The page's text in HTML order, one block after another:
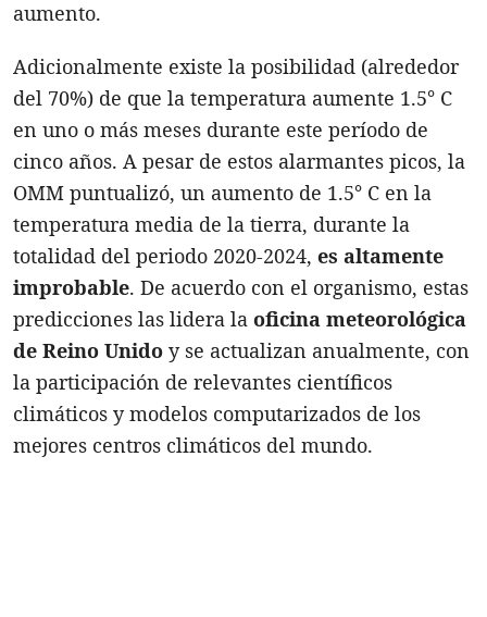
aumento.
Adicionalmente existe la posibilidad (alrededor
del 70%) de que la temperatura aumente 1.5° C
en uno o más meses durante este período de
cinco años. A pesar de estos alarmantes picos, la
OMM puntualizó, un aumento de 1.5° C en la
temperatura media de la tierra, durante la
totalidad del periodo 2020-2024, es altamente
improbable. De acuerdo con el organismo, estas
predicciones las lidera la oficina meteorológica
de Reino Unido y se actualizan anualmente, con
la participación de relevantes científicos
climáticos y modelos computarizados de los
mejores centros climáticos del mundo.